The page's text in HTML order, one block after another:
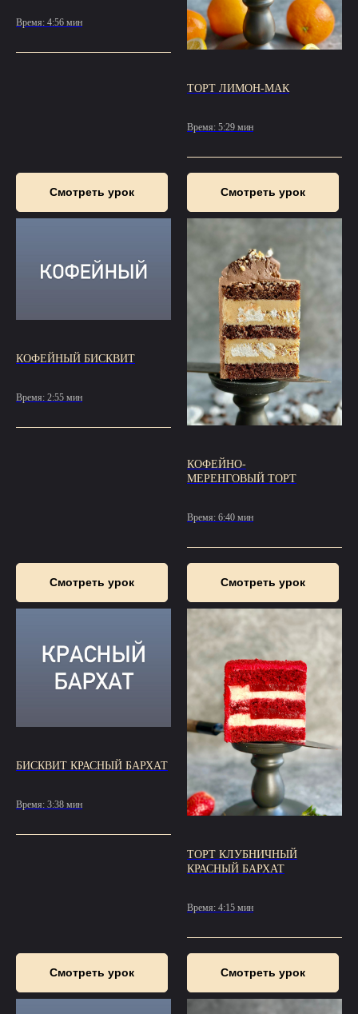
Время: 4:56 мин
Смотреть урок
ТОРТ ЛИМОН-МАК
Время: 5:29 мин
Смотреть урок
КОФЕЙНЫЙ БИСКВИТ
Время: 2:55 мин
Смотреть урок
КОФЕЙНО-
МЕРЕНГОВЫЙ ТОРТ
Время: 6:40 мин
Смотреть урок
БИСКВИТ КРАСНЫЙ БАРХАТ
Время: 3:38 мин
Смотреть урок
ТОРТ КЛУБНИЧНЫЙ
КРАСНЫЙ БАРХАТ
Время: 4:15 мин
Смотреть урок